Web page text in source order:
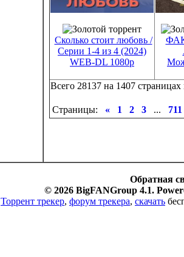
Сколько стоит любовь /
Серии 1-4 из 4 (2024)
WEB-DL 1080p
Всего 28137 на 1407
Страницы: « 1 2 3 ... 711
Обратная
© 2026 BigFANGroup 4.1.
Торрент трекер, форум трекера, скачать